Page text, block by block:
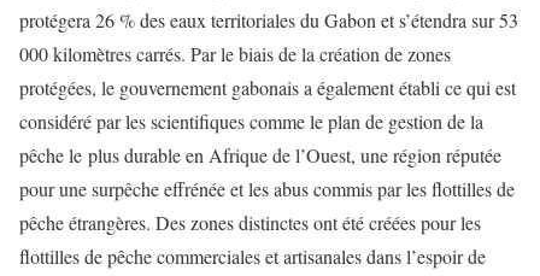
protégera 26 % des eaux territoriales du Gabon et s’étendra sur 53
000 kilomètres carrés. Par le biais de la création de zones
protégées, le gouvernement gabonais a également établi ce qui est
considéré par les scientifiques comme le plan de gestion de la
pêche le plus durable en Afrique de l’Ouest, une région réputée
pour une surpêche effrénée et les abus commis par les flottilles de
pêche étrangères. Des zones distinctes ont été créées pour les
flottilles de pêche commerciales et artisanales dans l’espoir de